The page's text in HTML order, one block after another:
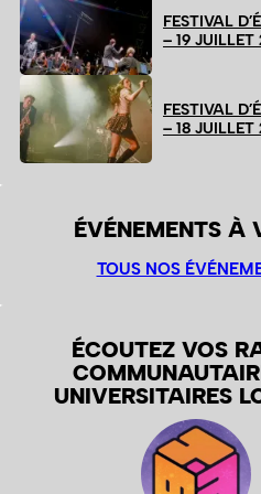
FESTIVAL
– 19 JUILLET
FESTIVAL
– 18 JUILLET
ÉVÉNEMENTS À
TOUS NOS
ÉCOUTEZ VOS
UNIVERSITAIRES